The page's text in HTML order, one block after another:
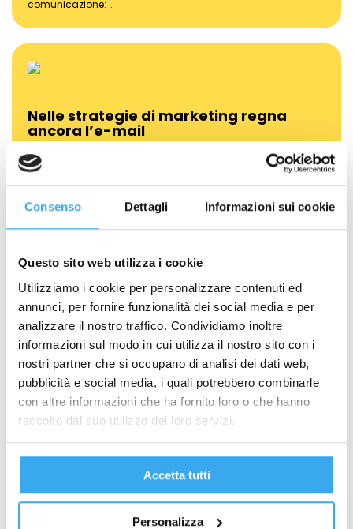
Consenso Dettagli Informazioni sui cookie
Questo sito web utilizza i cookie
Utilizziamo i cookie per personalizzare contenuti ed
annunci, per fornire funzionalità dei social media e per
analizzare il nostro traffico. Condividiamo inoltre
informazioni sul modo in cui utilizza il nostro sito con i
nostri partner che si occupano di analisi dei dati web,
pubblicità e social media, i quali potrebbero combinarle
con altre informazioni che ha fornito loro o che hanno
raccolto dal suo utilizzo dei loro servizi.
Accetta tutti
Personalizza
comunicazione: …
Nelle strategie di marketing regna
ancora l’e-mail
Marketing, Comunicazione e Management
Le strategie di marketing aziendale non hanno abbandonato
stretto…
Le strategie di marketing si rinnovano
con vecchie idee